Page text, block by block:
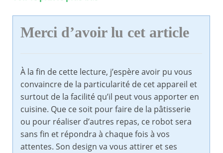
Merci d’avoir lu cet article
À la fin de cette lecture, j’espère avoir pu vous
convaincre de la particularité de cet appareil et
surtout de la facilité qu’il peut vous apporter en
cuisine. Que ce soit pour faire de la pâtisserie
ou pour réaliser d’autres repas, ce robot sera
sans fin et répondra à chaque fois à vos
attentes. Son design va vous attirer et ses